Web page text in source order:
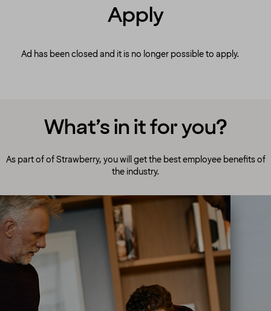
Apply
Ad has been closed and it is no longer possible to apply.
What’s in it for you?
As part of of Strawberry, you will get the best employee benefits of
the industry.